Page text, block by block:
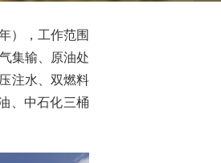
），工作范围
集输、原油处
注水、双燃料
、中石化三桶